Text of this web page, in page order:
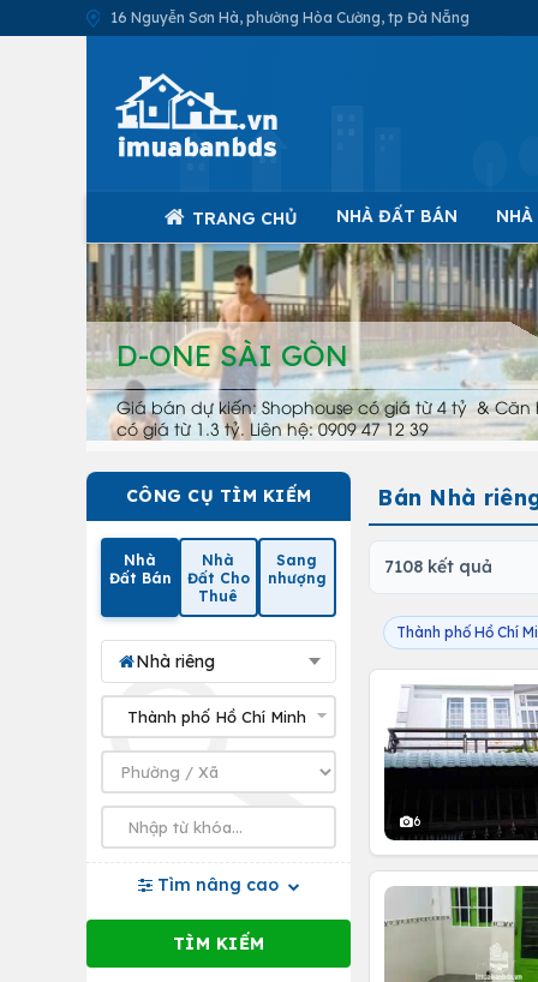
16 Nguyễn Sơn Hà, phường Hòa Cường, tp Đà Nẵng
TRANG CHỦ NHÀ ĐẤT BÁN
D-ONE SÀI GÒN
Giá bán dự kiến: Shophouse có giá từ 4 tỷ & Căn
có giá từ 1.3 tỷ. Liên hệ: 0909 47 12 39
CÔNG CỤ TÌM KIẾM
Nhà
Đất Bán
Nhà
Đất Cho
Thuê
Sang
nhượng
Nhà riêng
Tìm nâng cao
Bán Nhà
7108 kết quả
Thành phố Hồ Chí
6